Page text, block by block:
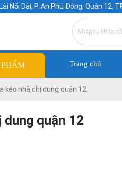
Nối Dài, P. An Phú Đông, Quận 12,
Trang chủ
kéo nhà chị dung quận 12
dung quận 12